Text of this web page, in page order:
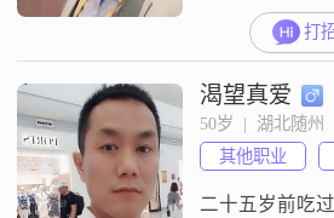
温暖和阳光。
有故事，有想
精神上可以一
打
渴望真爱
50岁  |  湖北随州
其他职业
二十五岁前吃